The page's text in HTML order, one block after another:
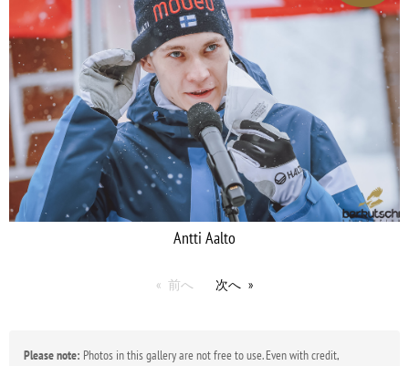
Antti Aalto
前へ 次へ
Please note: Photos in this gallery are not free to use. Even with credit,